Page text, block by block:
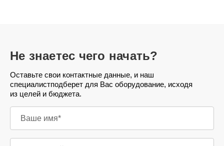
Не знаетес чего начать?
Оставьте свои контактные данные, и наш
специалистподберет для Вас оборудование, исходя
из целей и бюджета.